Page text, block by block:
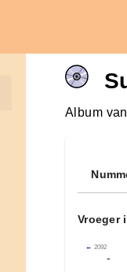
Album van
Vroeger
← 2092
-